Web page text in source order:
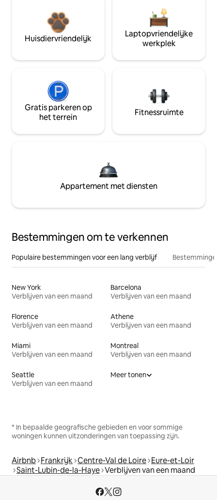
Huisdiervriendelijk
Laptopvriendelijke
werkplek
Gratis parkeren op
het terrein
Fitnessruimte
Appartement met diensten
Bestemmingen om te verkennen
Populaire bestemmingen voor een lang verblijf
New York
Verblijven van een maand
Barcelona
Verblijven van een maand
Florence
Verblijven van een maand
Athene
Verblijven van een maand
Miami
Verblijven van een maand
Montreal
Verblijven van een maand
Seattle
Verblijven van een maand
Meer tonen
* In bepaalde geografische gebieden en voor sommige
woningen kunnen uitzonderingen van toepassing zijn.
Airbnb Frankrijk Centre-Val de Loire Eure-et-Loir
Saint-Lubin-de-la-Haye Verblijven van een maand